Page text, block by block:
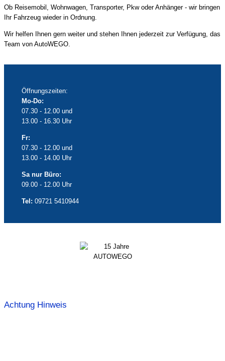
Ob Reisemobil, Wohnwagen, Transporter, Pkw oder Anhänger - wir bringen
Ihr Fahrzeug wieder in Ordnung.
Wir helfen Ihnen gern weiter und stehen Ihnen jederzeit zur Verfügung, das
Team von AutoWEGO.
Öffnungszeiten:
Mo-Do:
07.30 - 12.00 und
13.00 - 16.30 Uhr
Fr:
07.30 - 12.00 und
13.00 - 14.00 Uhr
Sa nur Büro:
09.00 - 12.00 Uhr
Tel: 09721 5410944
Achtung Hinweis